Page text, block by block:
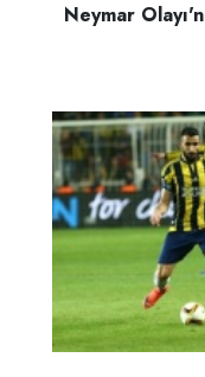
Neymar